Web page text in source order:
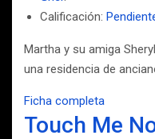
Calificación:
Martha y su amiga
una residencia de
Ficha completa
Touch Me